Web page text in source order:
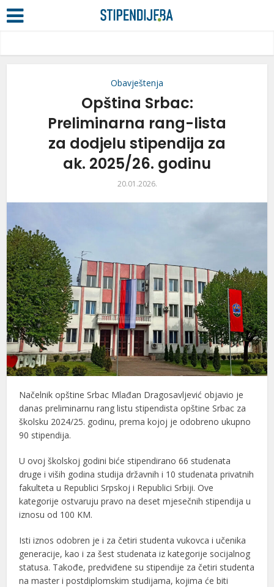
Obavještenja
Opština Srbac:
Preliminarna rang-lista
za dodjelu stipendija za
ak. 2025/26. godinu
20.01.2026.
Načelnik opštine Srbac Mlađan Dragosavljević objavio je
danas preliminarnu rang listu stipendista opštine Srbac za
školsku 2024/25. godinu, prema kojoj je odobreno ukupno
90 stipendija.
U ovoj školskoj godini biće stipendirano 66 studenata
druge i viših godina studija državnih i 10 studenata privatnih
fakulteta u Republici Srpskoj i Republici Srbiji. Ove
kategorije ostvaruju pravo na deset mjesečnih stipendija u
iznosu od 100 KM.
Isti iznos odobren je i za četiri studenta vukovca i učenika
generacije, kao i za šest studenata iz kategorije socijalnog
statusa. Takođe, predviđene su stipendije za četiri studenta
na master i postdiplomskim studijama, kojima će biti